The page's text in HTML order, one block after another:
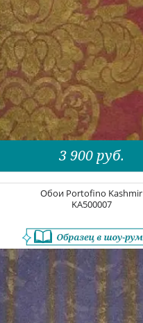
3 900 руб.
Обои Portofino Kashmir
KA500007